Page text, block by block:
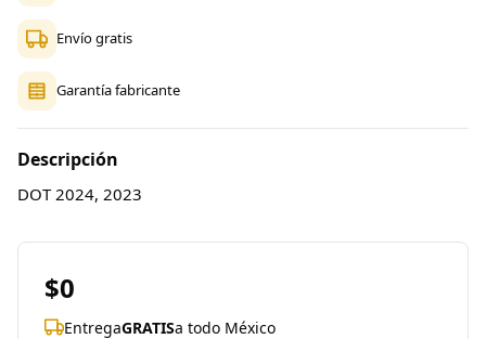
Envío gratis
Garantía fabricante
Descripción
DOT 2024, 2023
$0
EntregaGRATISa todo México